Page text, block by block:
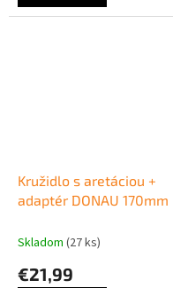
Kružidlo s aretáciou +
adaptér DONAU 170mm
Skladom (27 ks)
€21,99